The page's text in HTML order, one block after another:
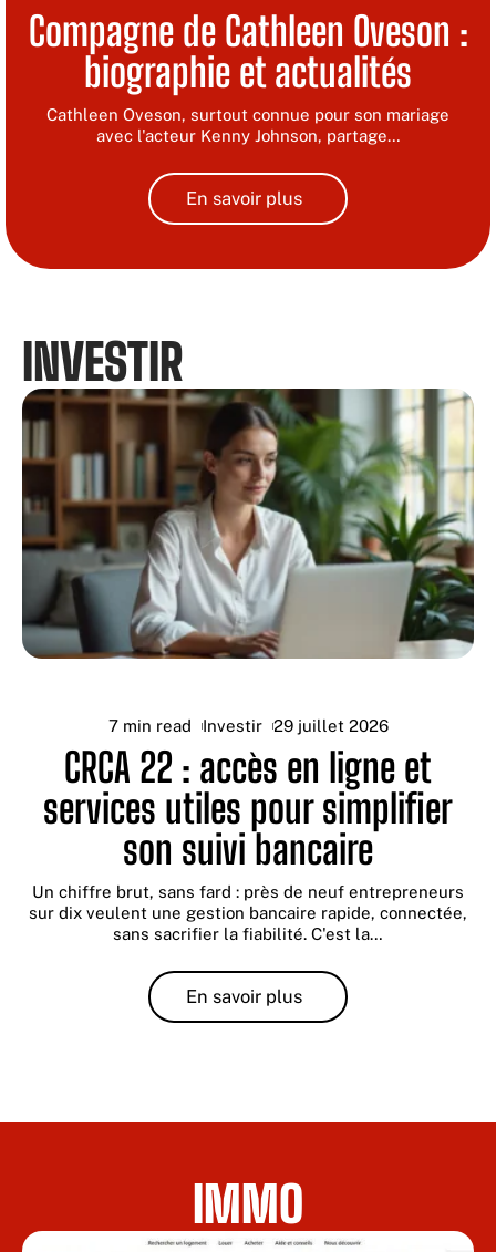
Compagne de Cathleen Oveson :
biographie et actualités
Cathleen Oveson, surtout connue pour son mariage
avec l'acteur Kenny Johnson, partage…
En savoir plus
INVESTIR
7 min read Investir 29 juillet 2026
CRCA 22 : accès en ligne et
services utiles pour simplifier
son suivi bancaire
Un chiffre brut, sans fard : près de neuf entrepreneurs
sur dix veulent une gestion bancaire rapide, connectée,
sans sacrifier la fiabilité. C'est la…
En savoir plus
IMMO